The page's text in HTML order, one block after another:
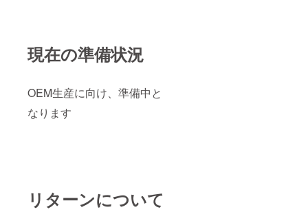
現在の準備状況
OEM生産に向け、準備中と
なります
リターンについて